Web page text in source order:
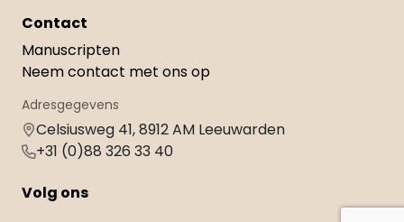
Contact
Manuscripten
Neem contact met ons op
Adresgegevens
Celsiusweg 41, 8912 AM Leeuwarden
+31 (0)88 326 33 40
Volg ons